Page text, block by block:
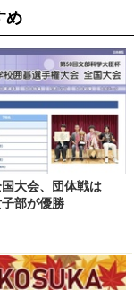
め
大会、団体戦は
部が優勝